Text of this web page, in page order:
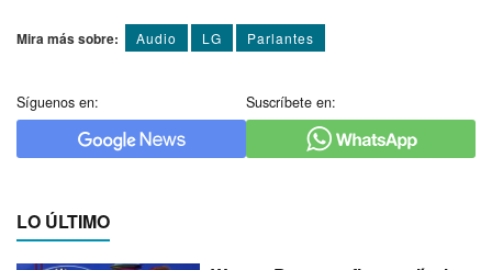
Mira más sobre: Audio LG Parlantes
Síguenos en: Suscríbete en:
LO ÚLTIMO